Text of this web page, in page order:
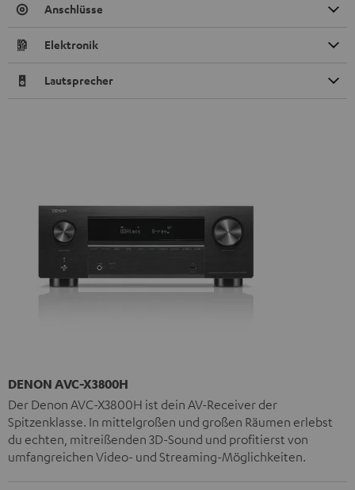
Anschlüsse
Elektronik
Lautsprecher
DENON AVC-X3800H
Der Denon AVC-X3800H ist dein AV-Receiver der
Spitzenklasse. In mittelgroßen und großen Räumen erlebst
du echten, mitreißenden 3D-Sound und profitierst von
umfangreichen Video- und Streaming-Möglichkeiten.